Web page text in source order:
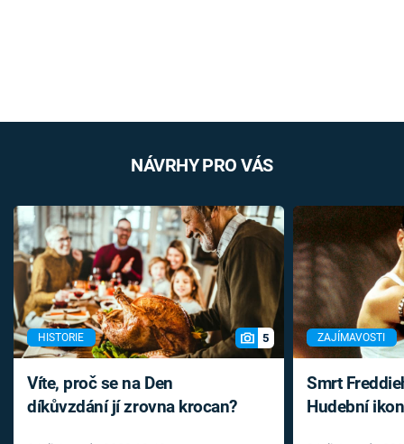
NÁVRHY PRO VÁS
HISTORIE 5
Víte, proč se na Den
díkůvzdání jí zrovna krocan?
ZAJÍMAVOSTI
Smrt
Hudební